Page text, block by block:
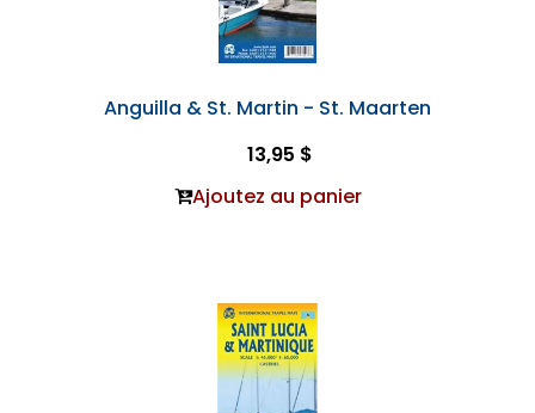
Anguilla & St. Martin - St. Maarten
13,95 $
Ajoutez au panier